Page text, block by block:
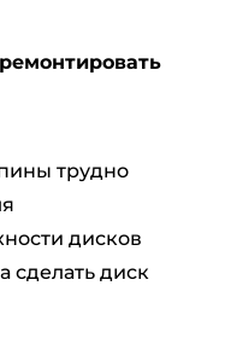
трудно
дисков
сделать диск